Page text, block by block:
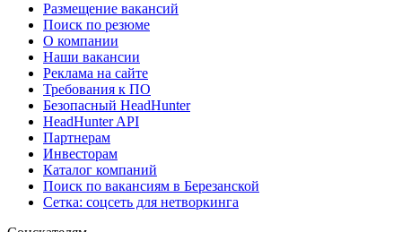
Размещение вакансий
Поиск по резюме
О компании
Наши вакансии
Реклама на сайте
Требования к ПО
Безопасный HeadHunter
HeadHunter API
Партнерам
Инвесторам
Каталог компаний
Поиск по вакансиям в Березанской
Сетка: соцсеть для нетворкинга